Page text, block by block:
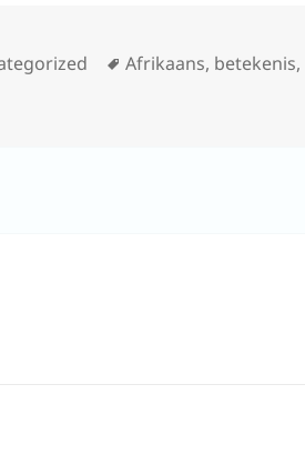
Tags
Afrikaans, betekenis,